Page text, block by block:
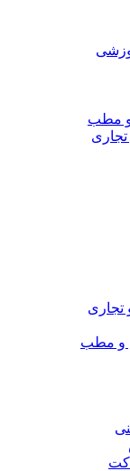
و مطب
تجاری
و مطب